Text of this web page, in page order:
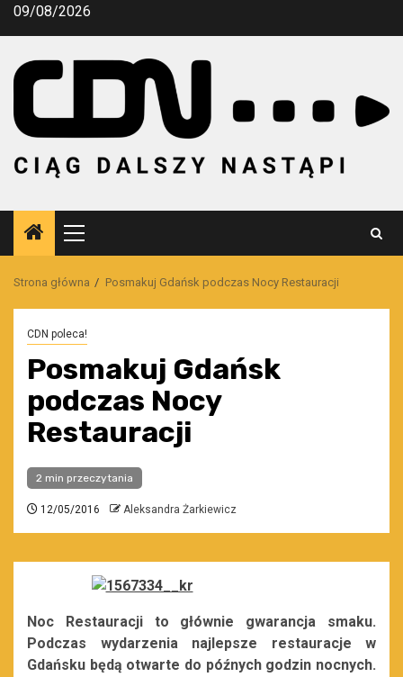
Przejdź
09/08/2026
Menu
główne
Strona główna Posmakuj Gdańsk podczas Nocy Restauracji
CDN poleca!
Posmakuj Gdańsk
podczas Nocy
Restauracji
2 min przeczytania
12/05/2016 Aleksandra Żarkiewicz
Noc Restauracji to głównie gwarancja smaku.
Podczas wydarzenia najlepsze restauracje w
Gdańsku będą otwarte do późnych godzin nocnych.